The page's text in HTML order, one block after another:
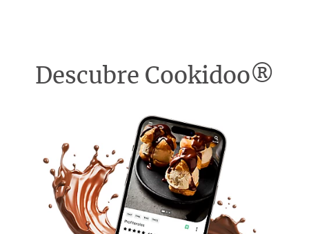
Descubre Cookidoo®